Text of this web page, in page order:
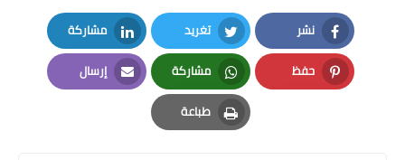
نشر
Facebook
تغريد
Twitter
مشاركة
LinkedIn
حفظ
Pinterest
مشاركة
Whatsapp
إرسال
Email
طباعة
Print